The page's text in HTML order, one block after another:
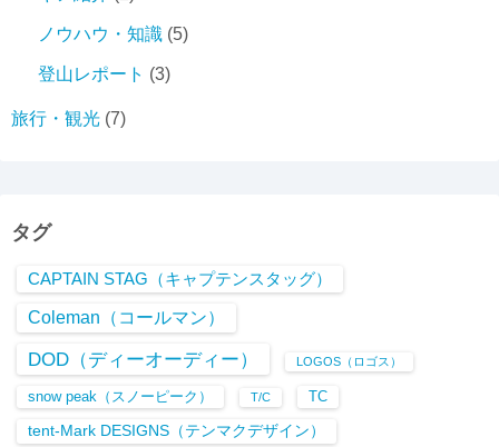
ノウハウ・知識 (5)
登山レポート (3)
旅行・観光 (7)
タグ
CAPTAIN STAG（キャプテンスタッグ）
Coleman（コールマン）
DOD（ディーオーディー） LOGOS（ロゴス）
snow peak（スノーピーク） T/C TC
tent-Mark DESIGNS（テンマクデザイン）